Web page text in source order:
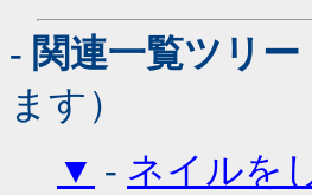
- 関連一覧ツリー
ます）
▼ - ネイルを